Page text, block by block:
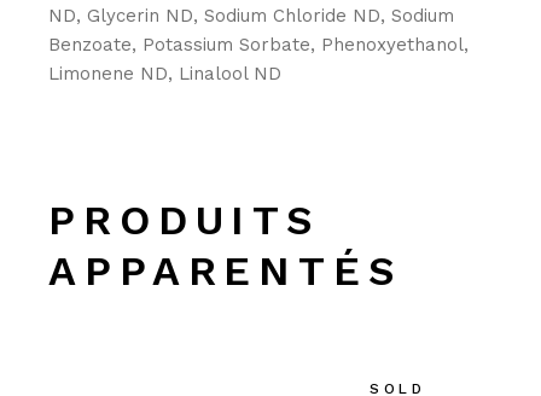
ND, Glycerin ND, Sodium Chloride ND, Sodium
Benzoate, Potassium Sorbate, Phenoxyethanol,
Limonene ND, Linalool ND
PRODUITS
APPARENTÉS
SOLD